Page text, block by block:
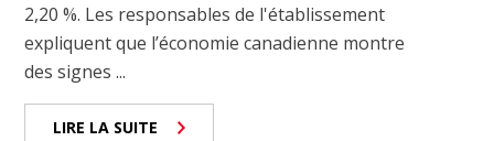
2,20 %. Les responsables de l'établissement
expliquent que l’économie canadienne montre
des signes ...
LIRE LA SUITE